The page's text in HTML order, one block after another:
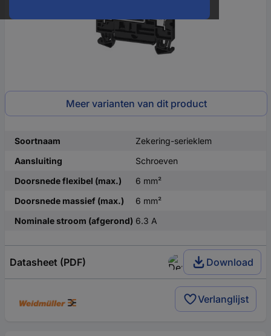
Meer varianten van dit product
Soortnaam
Zekering-serieklem
Aansluiting
Schroeven
Doorsnede flexibel (max.)
6 mm²
Doorsnede massief (max.)
6 mm²
Nominale stroom (afgerond) 6.3 A
Datasheet (PDF) Download
Verlanglijst